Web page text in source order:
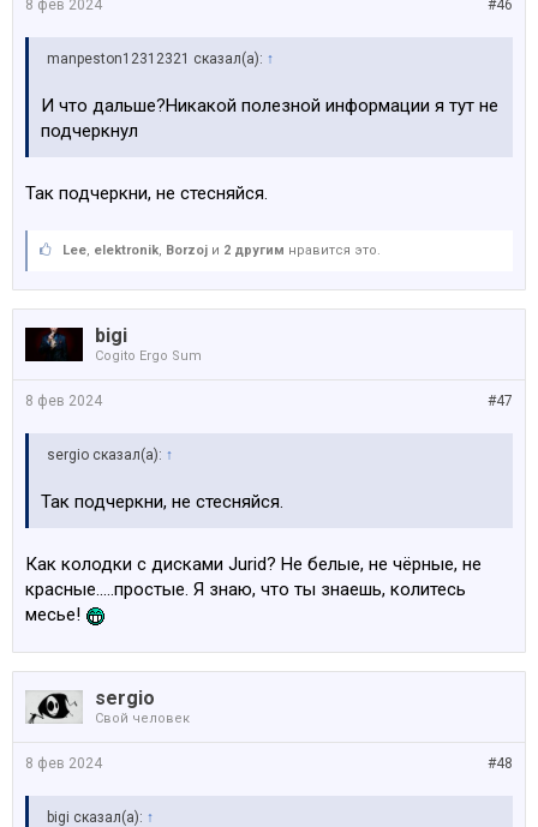
#46
8 фев 2024
manpeston12312321 сказал(а): ↑
И что дальше?Никакой полезной информации я тут не
подчеркнул
Так подчеркни, не стесняйся.
Lee, elektronik, Borzoj и 2 другим нравится это.
bigi
Cogito Ergo Sum
#47
8 фев 2024
sergio сказал(а): ↑
Так подчеркни, не стесняйся.
Как колодки с дисками Jurid? Не белые, не чёрные, не
красные.....простые. Я знаю, что ты знаешь, колитесь
месье!
sergio
Свой человек
#48
8 фев 2024
bigi сказал(а): ↑